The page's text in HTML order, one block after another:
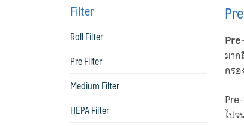
มาก
กร
ไปจ
Filter
Roll Filter
Pre Filter
Medium Filter
HEPA Filter